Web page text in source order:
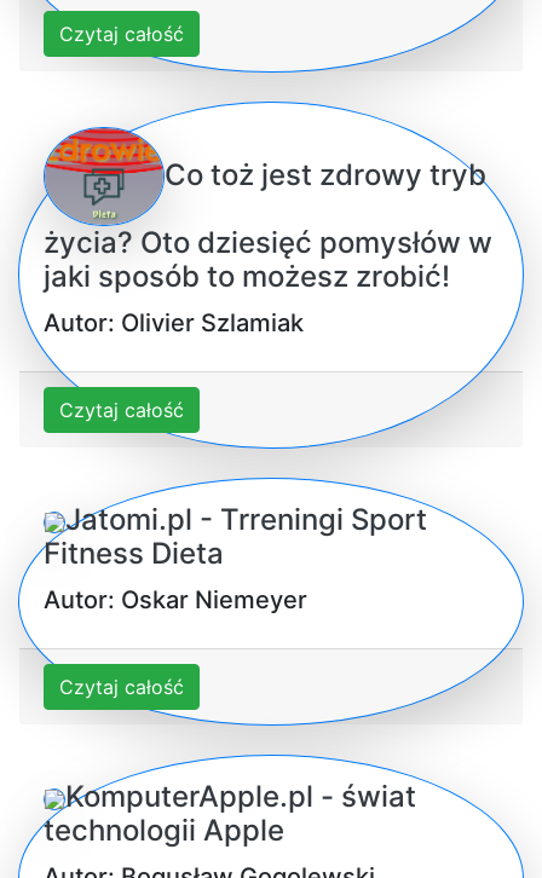
Czytaj całość
Co toż jest zdrowy tryb
życia? Oto dziesięć pomysłów w
jaki sposób to możesz zrobić!
Autor: Olivier Szlamiak
Czytaj całość
Jatomi.pl - Trreningi Sport
Fitness Dieta
Autor: Oskar Niemeyer
Czytaj całość
KomputerApple.pl - świat
technologii Apple